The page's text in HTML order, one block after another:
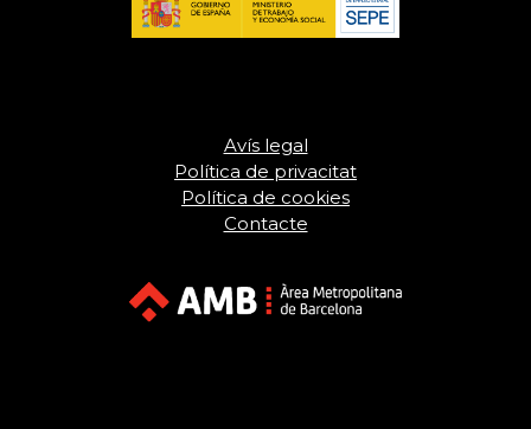
Avís legal
Política de privacitat
Política de cookies
Contacte